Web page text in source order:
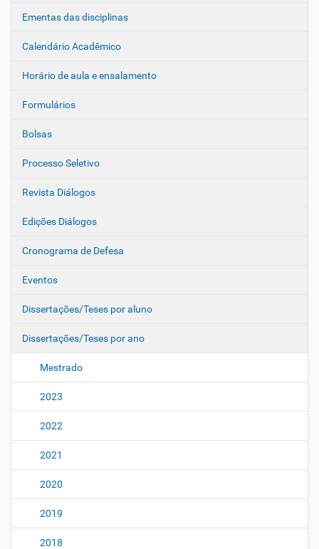
Ementas das disciplinas
Calendário Acadêmico
Horário de aula e ensalamento
Formulários
Bolsas
Processo Seletivo
Revista Diálogos
Edições Diálogos
Cronograma de Defesa
Eventos
Dissertações/Teses por aluno
Dissertações/Teses por ano
Mestrado
2023
2022
2021
2020
2019
2018